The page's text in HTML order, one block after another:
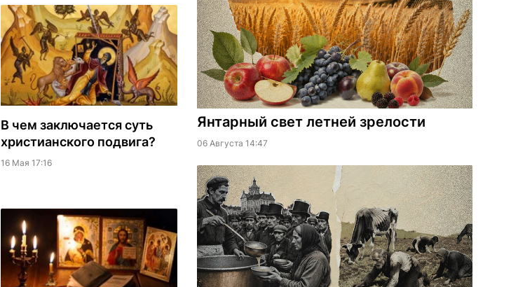
В чем заключается суть
христианского подвига?
16 Мая 17:16
Янтарный свет летней зрелости
06 Августа 14:47